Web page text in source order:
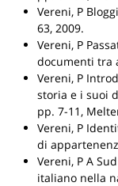
Vereni, P
63, 2009.
Vereni, P
documenti tra
Vereni, P
storia e i suoi
pp. 7-11,
Vereni, P
di
Vereni, P A
italiano nella